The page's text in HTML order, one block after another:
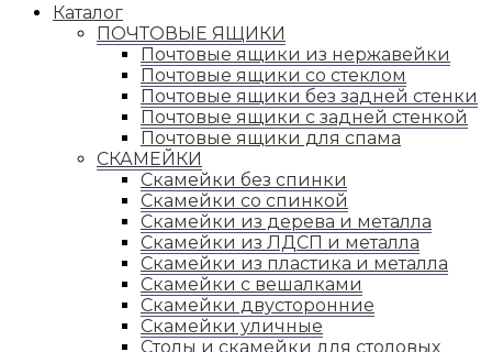
Каталог
ПОЧТОВЫЕ ЯЩИКИ
Почтовые ящики из нержавейки
Почтовые ящики со стеклом
Почтовые ящики без задней стенки
Почтовые ящики с задней стенкой
Почтовые ящики для спама
СКАМЕЙКИ
Скамейки без спинки
Скамейки со спинкой
Скамейки из дерева и металла
Скамейки из ЛДСП и металла
Скамейки из пластика и металла
Скамейки с вешалками
Скамейки двусторонние
Скамейки уличные
Столы и скамейки для столовых